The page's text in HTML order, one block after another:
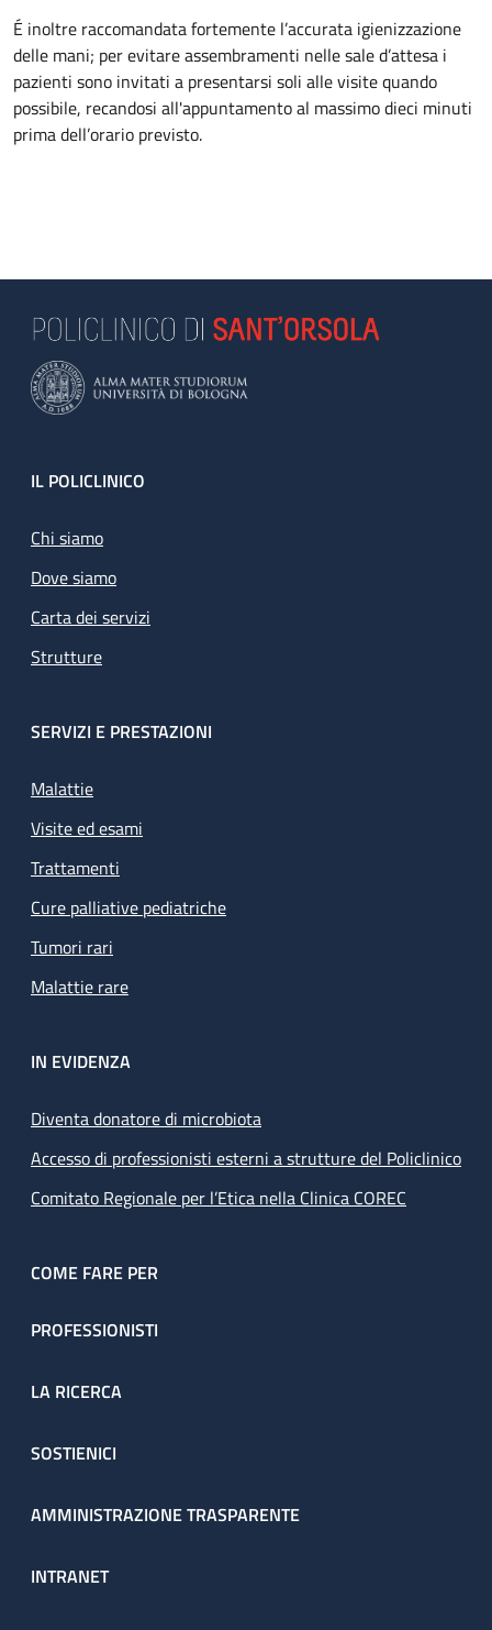
É inoltre raccomandata fortemente l’accurata igienizzazione
delle mani; per evitare assembramenti nelle sale d’attesa i
pazienti sono invitati a presentarsi soli alle visite quando
possibile, recandosi all'appuntamento al massimo dieci minuti
prima dell’orario previsto.
Footer
IL POLICLINICO
Chi siamo
Dove siamo
Carta dei servizi
Strutture
SERVIZI E PRESTAZIONI
Malattie
Visite ed esami
Trattamenti
Cure palliative pediatriche
Tumori rari
Malattie rare
IN EVIDENZA
Diventa donatore di microbiota
Accesso di professionisti esterni a strutture del Policlinico
Comitato Regionale per l’Etica nella Clinica COREC
COME FARE PER
PROFESSIONISTI
LA RICERCA
SOSTIENICI
AMMINISTRAZIONE TRASPARENTE
INTRANET